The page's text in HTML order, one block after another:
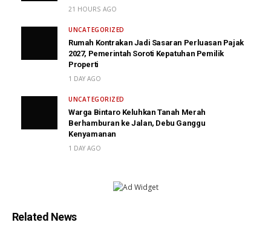
21 HOURS AGO
UNCATEGORIZED
Rumah Kontrakan Jadi Sasaran Perluasan Pajak
2027, Pemerintah Soroti Kepatuhan Pemilik
Properti
1 DAY AGO
UNCATEGORIZED
Warga Bintaro Keluhkan Tanah Merah
Berhamburan ke Jalan, Debu Ganggu
Kenyamanan
1 DAY AGO
Related News